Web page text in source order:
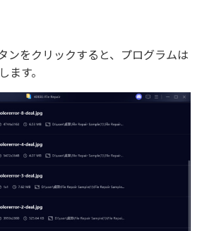
ンをクリックすると、プログラムは
ます。